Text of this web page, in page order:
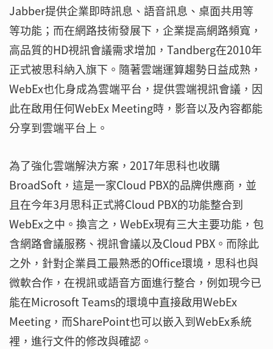
Jabber提供企業即時訊息、語音訊息、桌面共用等
等功能；而在網路技術發展下，企業提高網路頻寬，
高品質的HD視訊會議需求增加，Tandberg在2010年
正式被思科納入旗下。隨著雲端運算趨勢日益成熟，
WebEx也化身成為雲端平台，提供雲端視訊會議，因
此在啟用任何WebEx Meeting時，影音以及內容都能
分享到雲端平台上。
為了強化雲端解決方案，2017年思科也收購
BroadSoft，這是一家Cloud PBX的品牌供應商，並
且在今年3月思科正式將Cloud PBX的功能整合到
WebEx之中。換言之，WebEx現有三大主要功能，包
含網路會議服務、視訊會議以及Cloud PBX。而除此
之外，針對企業員工最熟悉的Office環境，思科也與
微軟合作，在視訊或語音方面進行整合，例如現今已
能在Microsoft Teams的環境中直接啟用WebEx
Meeting，而SharePoint也可以嵌入到WebEx系統
裡，進行文件的修改與確認。